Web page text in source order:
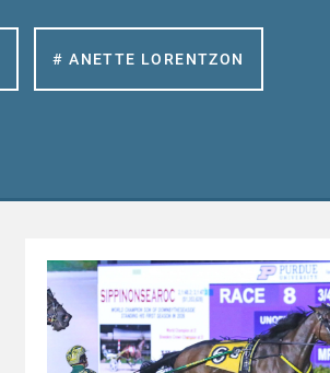
# ANETTE LORENTZON